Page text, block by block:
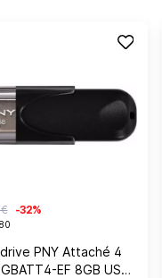
80
€ -32%
PNY Attaché 4
EF 8GB USB